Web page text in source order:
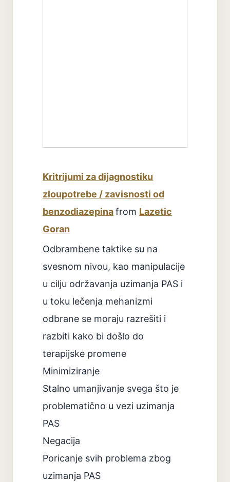
Kritrijumi za dijagnostiku
zloupotrebe / zavisnosti od
benzodiazepinafrom Lazetic
Goran
Odbrambene taktike su na
svesnom nivou, kao manipulacije
u cilju održavanja uzimanja PAS i
u toku lečenja mehanizmi
odbrane se moraju razrešiti i
razbiti kako bi došlo do
terapijske promene
Minimiziranje
Stalno umanjivanje svega što je
problematično u vezi uzimanja
PAS
Negacija
Poricanje svih problema zbog
uzimanja PAS